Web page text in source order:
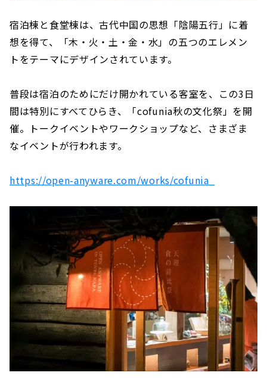
宿泊棟と食堂棟は、古代中国の思想「陰陽五行」に着
想を得て、「木・火・土・金・水」の五つのエレメン
トをテーマにデザインされています。
普段は宿泊のためにだけ開かれている客室を、この3日
間は特別にすべてひらき、「cofunia秋の文化祭」を開
催。トークイベントやワークショップなど、さまざま
なイベントが行われます。
https://open-anyware.com/works/cofunia_